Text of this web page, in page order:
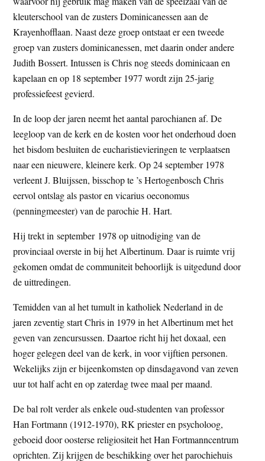
kleuterschool van de zusters Dominicanessen aan de
Krayenhofflaan. Naast deze groep ontstaat er een tweede
groep van zusters dominicanessen, met daarin onder andere
Judith Bossert. Intussen is Chris nog steeds dominicaan en
kapelaan en op 18 september 1977 wordt zijn 25-jarig
professiefeest gevierd.
In de loop der jaren neemt het aantal parochianen af. De
leegloop van de kerk en de kosten voor het onderhoud doen
het bisdom besluiten de eucharistievieringen te verplaatsen
naar een nieuwere, kleinere kerk. Op 24 september 1978
verleent J. Bluijssen, bisschop te ’s Hertogenbosch Chris
eervol ontslag als pastor en vicarius oeconomus
(penningmeester) van de parochie H. Hart.
Hij trekt in september 1978 op uitnodiging van de
provinciaal overste in bij het Albertinum. Daar is ruimte vrij
gekomen omdat de communiteit behoorlijk is uitgedund door
de uittredingen.
Temidden van al het tumult in katholiek Nederland in de
jaren zeventig start Chris in 1979 in het Albertinum met het
geven van zencursussen. Daartoe richt hij het doxaal, een
hoger gelegen deel van de kerk, in voor vijftien personen.
Wekelijks zijn er bijeenkomsten op dinsdagavond van zeven
uur tot half acht en op zaterdag twee maal per maand.
De bal rolt verder als enkele oud-studenten van professor
Han Fortmann (1912-1970), RK priester en psycholoog,
geboeid door oosterse religiositeit het Han Fortmanncentrum
oprichten. Zij krijgen de beschikking over het parochiehuis